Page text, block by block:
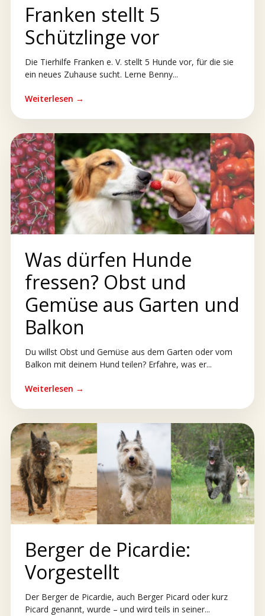
Franken stellt 5
Schützlinge vor
Die Tierhilfe Franken e. V. stellt 5 Hunde vor, für die sie
ein neues Zuhause sucht. Lerne Benny...
Weiterlesen →
Was dürfen Hunde
fressen? Obst und
Gemüse aus Garten und
Balkon
Du willst Obst und Gemüse aus dem Garten oder vom
Balkon mit deinem Hund teilen? Erfahre, was er...
Weiterlesen →
Berger de Picardie:
Vorgestellt
Der Berger de Picardie, auch Berger Picard oder kurz
Picard genannt, wurde – und wird teils in seiner...